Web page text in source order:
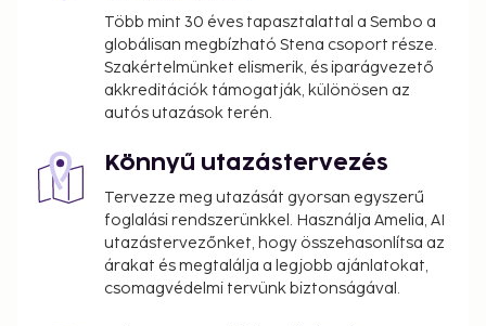
Több mint 30 éves tapasztalattal a Sembo a
globálisan megbízható Stena csoport része.
Szakértelmünket elismerik, és iparágvezető
akkreditációk támogatják, különösen az
autós utazások terén.
Könnyű utazástervezés
Tervezze meg utazását gyorsan egyszerű
foglalási rendszerünkkel. Használja Amelia, AI
utazástervezőnket, hogy összehasonlítsa az
árakat és megtalálja a legjobb ajánlatokat,
csomagvédelmi tervünk biztonságával.